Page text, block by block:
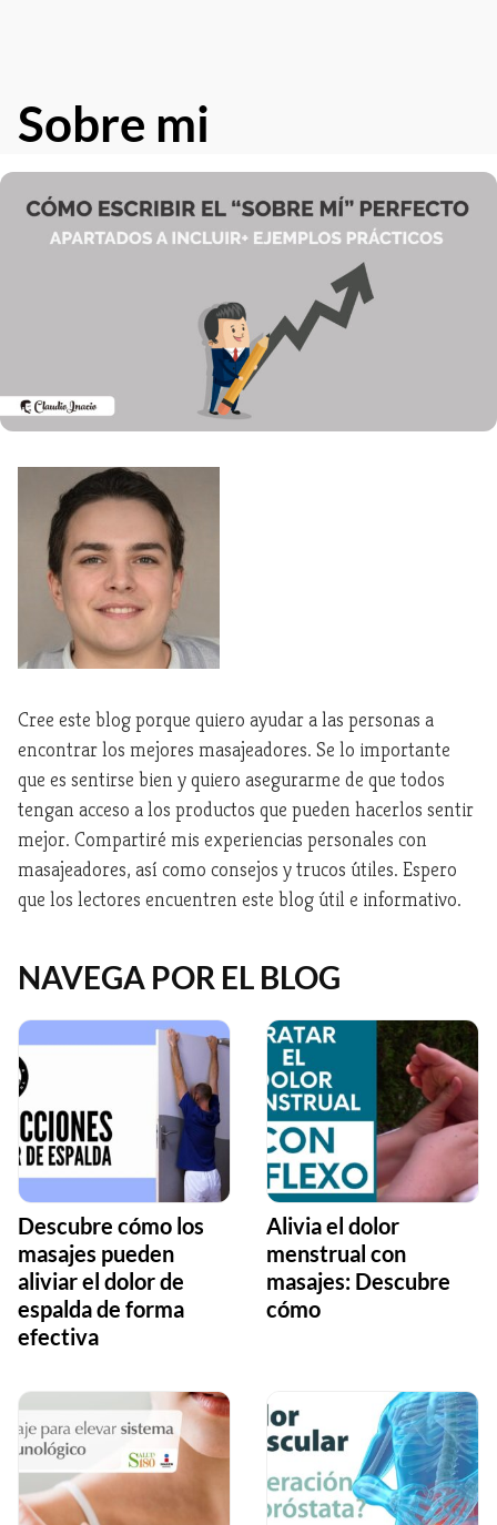
Sobre mi
Cree este blog porque quiero ayudar a las personas a
encontrar los mejores masajeadores. Se lo importante
que es sentirse bien y quiero asegurarme de que todos
tengan acceso a los productos que pueden hacerlos sentir
mejor. Compartiré mis experiencias personales con
masajeadores, así como consejos y trucos útiles. Espero
que los lectores encuentren este blog útil e informativo.
NAVEGA POR EL BLOG
Descubre cómo los
masajes pueden
aliviar el dolor de
espalda de forma
efectiva
Alivia el dolor
menstrual con
masajes: Descubre
cómo